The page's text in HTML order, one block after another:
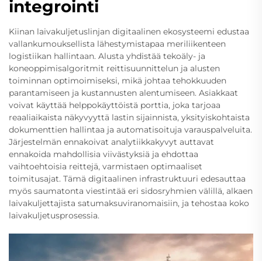
integrointi
Kiinan laivakuljetuslinjan digitaalinen ekosysteemi edustaa
vallankumouksellista lähestymistapaa meriliikenteen
logistiikan hallintaan. Alusta yhdistää tekoäly- ja
koneoppimisalgoritmit reittisuunnittelun ja alusten
toiminnan optimoimiseksi, mikä johtaa tehokkuuden
parantamiseen ja kustannusten alentumiseen. Asiakkaat
voivat käyttää helppokäyttöistä porttia, joka tarjoaa
reaaliaikaista näkyvyyttä lastin sijainnista, yksityiskohtaista
dokumenttien hallintaa ja automatisoituja varauspalveluita.
Järjestelmän ennakoivat analytiikkakyvyt auttavat
ennakoida mahdollisia viivästyksiä ja ehdottaa
vaihtoehtoisia reittejä, varmistaen optimaaliset
toimitusajat. Tämä digitaalinen infrastruktuuri edesauttaa
myös saumatonta viestintää eri sidosryhmien välillä, alkaen
laivakuljettajista satumaksuviranomaisiin, ja tehostaa koko
laivakuljetusprosessia.